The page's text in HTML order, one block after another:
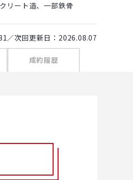
リート造、一部鉄骨
／次回更新日：2026.08.07
成約履歴